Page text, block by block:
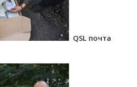
QSL почта